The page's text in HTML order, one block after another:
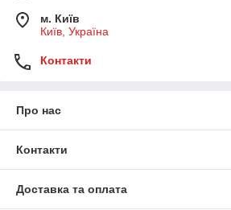
м. Київ
Київ, Україна
Контакти
Про нас
Контакти
Доставка та оплата